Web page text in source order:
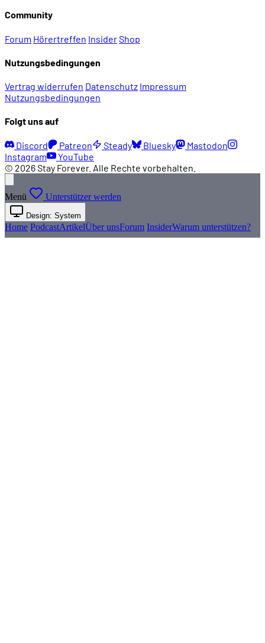
Community
Forum Hörertreffen InsiderShop
Nutzungsbedingungen
Vertrag widerrufen Datenschutz Impressum
Nutzungsbedingungen
Folgt uns auf
Discord Patreon Steady Bluesky
Mastodon
Instagram
YouTube
© 2026 Stay Forever. Alle Rechte vorbehalten.
Menü Unterstützer werden
Design: System
Home PodcastArtikelÜber unsForum InsiderWarum unterstützen?